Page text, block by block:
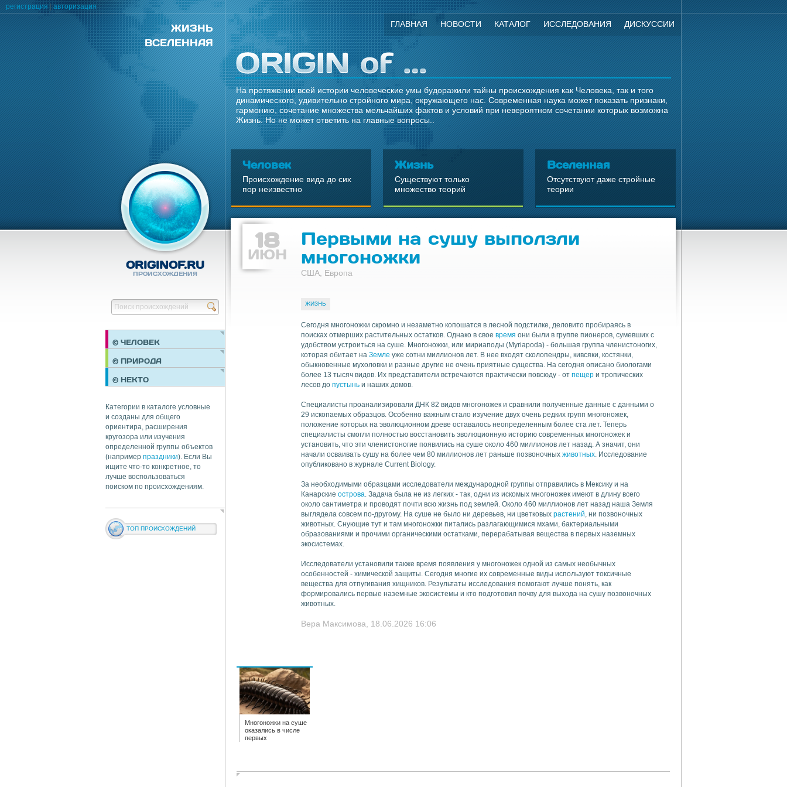
ЖИЗНЬ
ВСЕЛЕННАЯ
ГЛАВНАЯ НОВОСТИ КАТАЛОГ ИССЛЕДОВАНИЯ ДИСКУССИИ
На протяжении всей истории человеческие умы будоражили тайны происхождения как Человека, так и того
динамического, удивительно стройного мира, окружающего нас. Современная наука может показать признаки,
гармонию, сочетание множества мельчайших фактов и условий при невероятном сочетании которых возможна
Жизнь. Но не может ответить на главные вопросы..
Человек
Происхождение вида до сих
пор неизвестно
Жизнь
Существуют только
множество теорий
Вселенная
Отсутствуют даже стройные
теории
ORIGINOF.RU
ПРОИСХОЖДЕНИЯ
© ЧЕЛОВЕК
ПРАЗДНИКИ
ОБЩЕСТВО
© ПРИРОДА
© НЕКТО
Категории в каталоге условные
и созданы для общего
ориентира, расширения
кругозора или изучения
определенной группы объектов
(например праздники). Если Вы
ищите что-то конкретное, то
лучше воспользоваться
поиском по происхождениям.
ТОП ПРОИСХОЖДЕНИЙ
18
ИЮН
Первыми на сушу выползли
многоножки
США, Европа
ЖИЗНЬ
Сегодня многоножки скромно и незаметно копошатся в лесной подстилке, деловито пробираясь в
поисках отмерших растительных остатков. Однако в свое время они были в группе пионеров, сумевших с
удобством устроиться на суше. Многоножки, или мириаподы (Myriapoda) - большая группа членистоногих,
которая обитает на Земле уже сотни миллионов лет. В нее входят сколопендры, кивсяки, костянки,
обыкновенные мухоловки и разные другие не очень приятные существа. На сегодня описано биологами
более 13 тысяч видов. Их представители встречаются практически повсюду - от пещер и тропических
лесов до пустынь и наших домов.
Специалисты проанализировали ДНК 82 видов многоножек и сравнили полученные данные с данными о
29 ископаемых образцов. Особенно важным стало изучение двух очень редких групп многоножек,
положение которых на эволюционном древе оставалось неопределенным более ста лет. Теперь
специалисты смогли полностью восстановить эволюционную историю современных многоножек и
установить, что эти членистоногие появились на суше около 460 миллионов лет назад. А значит, они
начали осваивать сушу на более чем 80 миллионов лет раньше позвоночных животных. Исследование
опубликовано в журнале Current Biology.
За необходимыми образцами исследователи международной группы отправились в Мексику и на
Канарские острова. Задача была не из легких - так, одни из искомых многоножек имеют в длину всего
около сантиметра и проводят почти всю жизнь под землей. Около 460 миллионов лет назад наша Земля
выглядела совсем по-другому. На суше не было ни деревьев, ни цветковых растений, ни позвоночных
животных. Снующие тут и там многоножки питались разлагающимися мхами, бактериальными
образованиями и прочими органическими остатками, перерабатывая вещества в первых наземных
экосистемах.
Исследователи установили также время появления у многоножек одной из самых необычных
особенностей - химической защиты. Сегодня многие их современные виды используют токсичные
вещества для отпугивания хищников. Результаты исследования помогают лучше понять, как
формировались первые наземные экосистемы и кто подготовил почву для выхода на сушу позвоночных
животных.
Вера Максимова, 18.06.2026 16:06
Многоножки на суше
оказались в числе
первых
регистрация|авторизация